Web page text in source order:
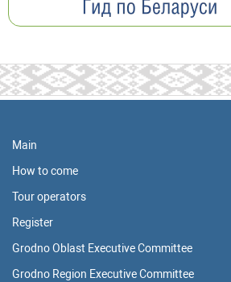
Main
How to come
Tour operators
Register
Grodno Oblast Executive Committee
Grodno Region Executive Committee